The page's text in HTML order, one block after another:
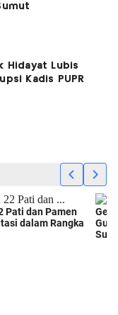
Hidayat Lubis
Kadis PUPR